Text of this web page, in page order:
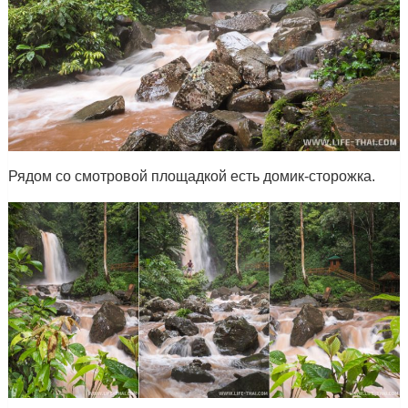
Рядом со смотровой площадкой есть домик-сторожка.